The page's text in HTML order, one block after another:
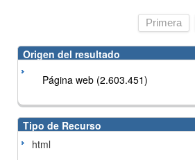
Primera
Origen del resultado
Página web (2.603.451)
Tipo de Recurso
html